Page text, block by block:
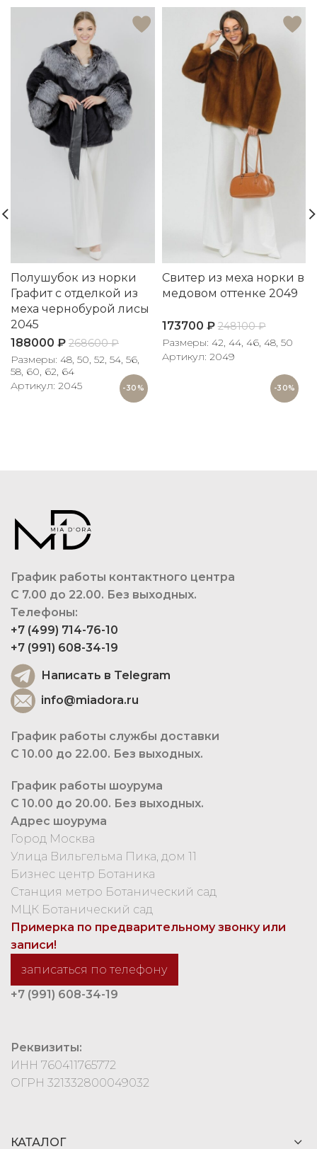
-30%
Полушубок из норки
Графит с отделкой из
меха чернобурой лисы
2045
188000 ₽ 268600₽
Размеры: 48, 50, 52, 54, 56,
58, 60, 62, 64
Артикул: 2045
-30%
Свитер из меха норки в
медовом оттенке 2049
173700 ₽ 248100₽
Размеры: 42, 44, 46, 48, 50
Артикул: 2049
График работы контактного центра
С 7.00 до 22.00. Без выходных.
Телефоны:
+7 (499) 714-76-10
+7 (991) 608-34-19
Написать в Telegram
info@miadora.ru
График работы службы доставки
С 10.00 до 22.00. Без выходных.
График работы шоурума
С 10.00 до 20.00. Без выходных.
Адрес шоурума
Город Москва
Улица Вильгельма Пика, дом 11
Бизнес центр Ботаника
Станция метро Ботанический сад
МЦК Ботанический сад
Примерка по предварительному звонку или
записи!
записаться по телефону
+7 (991) 608-34-19
Реквизиты:
ИНН 760411765772
ОГРН 321332800049032
КАТАЛОГ